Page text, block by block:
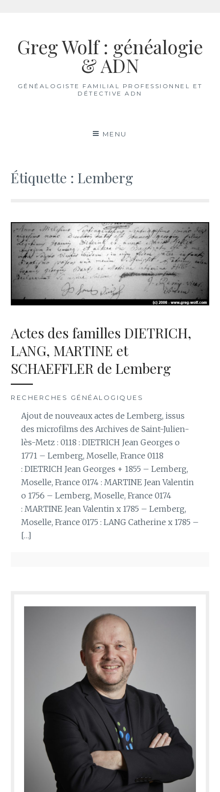
contenuGreg Wolf : généalogie
& ADN
GÉNÉALOGISTE FAMILIAL PROFESSIONNEL ET
DÉTECTIVE ADN
MENU
Étiquette :Lemberg
Actes des familles DIETRICH,
LANG, MARTINE et
SCHAEFFLER de Lemberg
RECHERCHES GÉNÉALOGIQUES
Ajout de nouveaux actes de Lemberg, issus
des microfilms des Archives de Saint-Julien-
lès-Metz : 0118 : DIETRICH Jean Georges o
1771 – Lemberg, Moselle, France 0118
: DIETRICH Jean Georges + 1855 – Lemberg,
Moselle, France 0174 : MARTINE Jean Valentin
o 1756 – Lemberg, Moselle, France 0174
: MARTINE Jean Valentin x 1785 – Lemberg,
Moselle, France 0175 : LANG Catherine x 1785 –
[…]